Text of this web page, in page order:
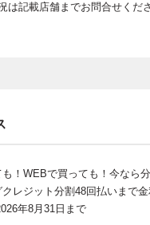
は記載店舗までお問合せくだ
！WEBで買っても！今なら
レジット分割48回払いまで金
年8月31日まで